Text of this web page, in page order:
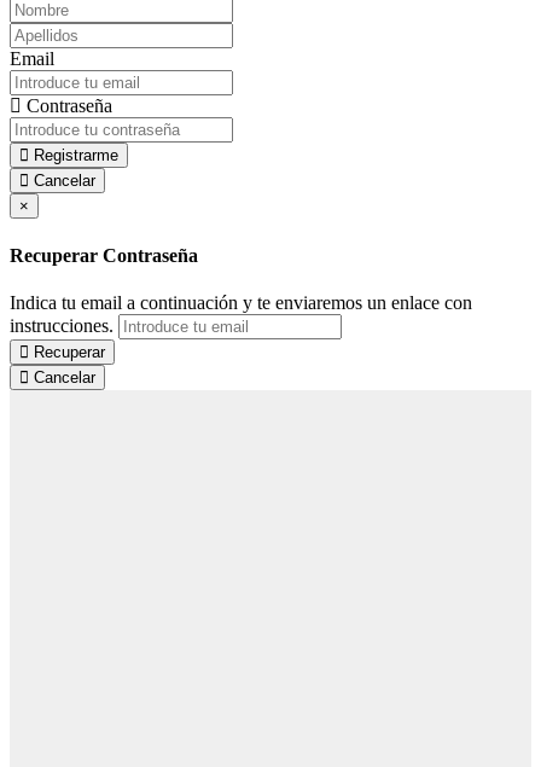
Email
Contraseña
Registrarme
Cancelar
×
Recuperar Contraseña
Indica tu email a continuación y te enviaremos un enlace con
instrucciones.
Recuperar
Cancelar